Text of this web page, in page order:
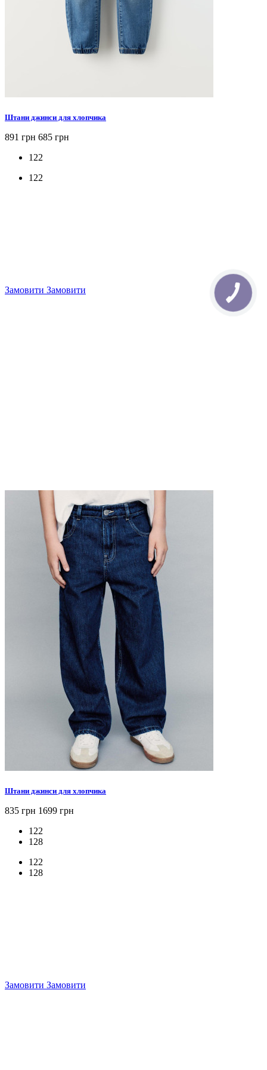
Штани джинси для хлопчика
891 грн 685 грн
122
122
Замовити Замовити
Штани джинси для хлопчика
835 грн 1699 грн
122
128
122
128
Замовити Замовити